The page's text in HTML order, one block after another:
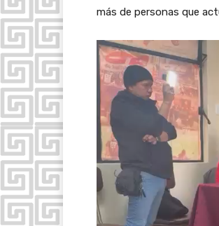
más de personas que
R
e
o
d
u
o